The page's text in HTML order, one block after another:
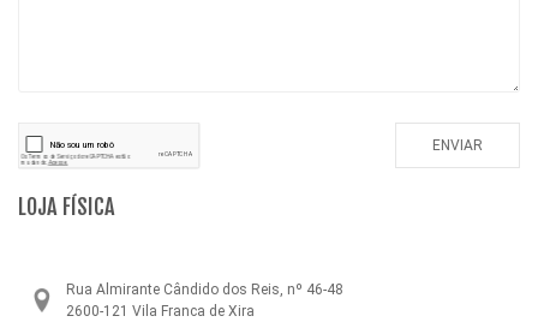
LOJA FÍSICA
Rua Almirante Cândido dos Reis, nº 46-48
2600-121 Vila Franca de Xira